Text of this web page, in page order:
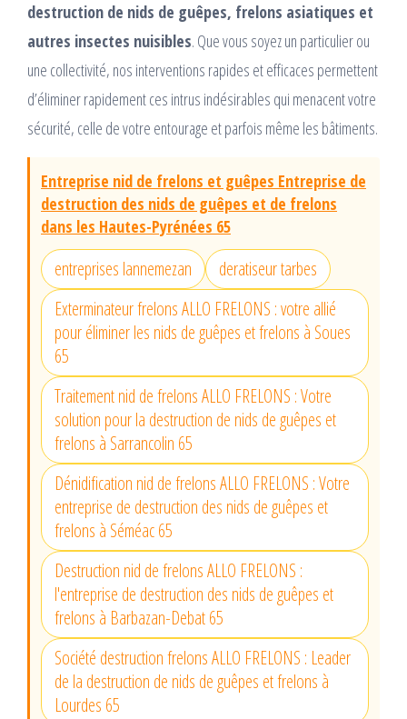
destruction de nids de guêpes, frelons asiatiques et
autres insectes nuisibles. Que vous soyez un particulier ou
une collectivité, nos interventions rapides et efficaces permettent
d’éliminer rapidement ces intrus indésirables qui menacent votre
sécurité, celle de votre entourage et parfois même les bâtiments.
Entreprise nid de frelons et guêpes Entreprise de
destruction des nids de guêpes et de frelons
dans les Hautes-Pyrénées 65
entreprises lannemezan
deratiseur tarbes
Exterminateur frelons ALLO FRELONS : votre allié
pour éliminer les nids de guêpes et frelons à Soues
65
Traitement nid de frelons ALLO FRELONS : Votre
solution pour la destruction de nids de guêpes et
frelons à Sarrancolin 65
Dénidification nid de frelons ALLO FRELONS : Votre
entreprise de destruction des nids de guêpes et
frelons à Séméac 65
Destruction nid de frelons ALLO FRELONS :
l'entreprise de destruction des nids de guêpes et
frelons à Barbazan-Debat 65
Société destruction frelons ALLO FRELONS : Leader
de la destruction de nids de guêpes et frelons à
Lourdes 65